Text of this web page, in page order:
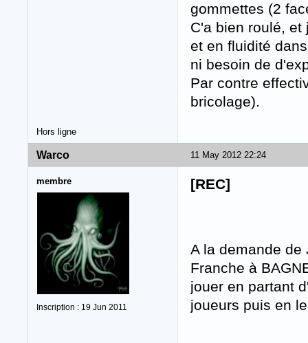
gommettes (2
C'a bien roulé,
et en fluidité
ni besoin de
Par contre
bricolage).
Hors ligne
11 May 2012 22:24
Warco
membre
Inscription : 19 Jun 2011
[REC]
A la demande
Franche à
jouer en partant
joueurs puis en